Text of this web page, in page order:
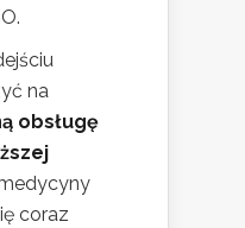
na
obsługę
coraz